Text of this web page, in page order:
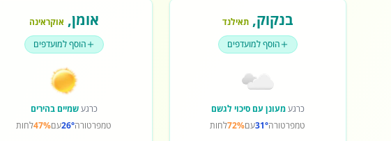
בנקוק,תאילנד
הוסף למועדפים
כרגעמעונן עם סיכוי לגשם
טמפרטורה31°עם72%לחות
אומן, אוקראינה
הוסף למועדפים
כרגעשמיים בהירים
טמפרטורה26°עם47%לחות